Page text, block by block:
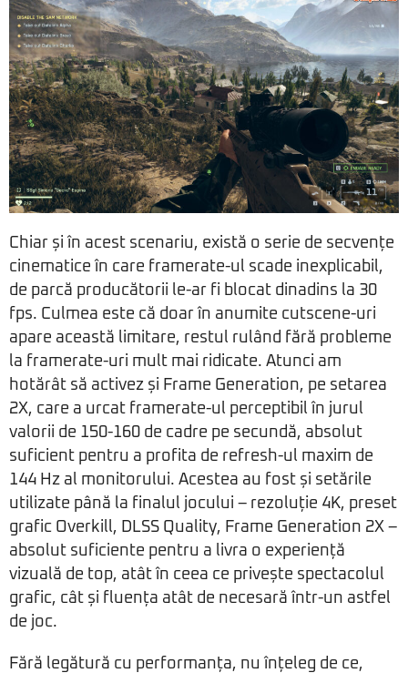
Chiar și în acest scenariu, există o serie de secvențe
cinematice în care framerate-ul scade inexplicabil,
de parcă producătorii le-ar fi blocat dinadins la 30
fps. Culmea este că doar în anumite cutscene-uri
apare această limitare, restul rulând fără probleme
la framerate-uri mult mai ridicate. Atunci am
hotărât să activez și Frame Generation, pe setarea
2X, care a urcat framerate-ul perceptibil în jurul
valorii de 150-160 de cadre pe secundă, absolut
suficient pentru a profita de refresh-ul maxim de
144 Hz al monitorului. Acestea au fost și setările
utilizate până la finalul jocului – rezoluție 4K, preset
grafic Overkill, DLSS Quality, Frame Generation 2X –
absolut suficiente pentru a livra o experiență
vizuală de top, atât în ceea ce privește spectacolul
grafic, cât și fluența atât de necesară într-un astfel
de joc.
Fără legătură cu performanța, nu înțeleg de ce,